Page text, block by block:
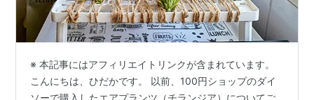
※ 本記事にはアフィリエイトリンクが含まれています。
こんにちは、ひだかです。 以前、100円ショップのダイ
ソーで購入したエアプランツ（チランジア）についてご